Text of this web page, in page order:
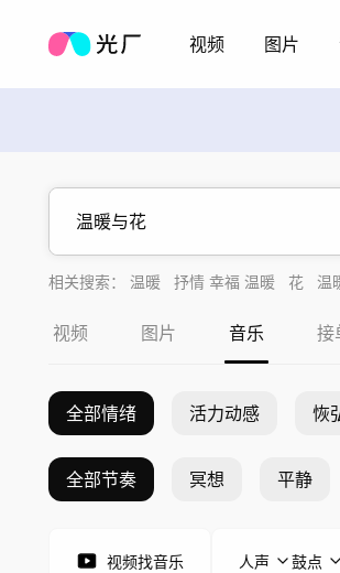
视频 图片
相关搜索： 温暖 抒情 幸福 温暖 花 温
视频 图片 音乐 接
全部情绪 活力动感 恢
全部节奏 冥想 平静
视频找音乐 人声 鼓点